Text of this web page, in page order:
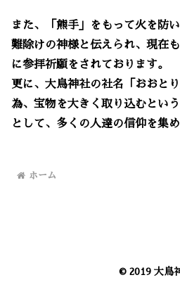
また、「熊手」をもって火を防
難除けの神様と伝えられ、現在
に参拝祈願をされております。
更に、大鳥神社の社名「おおと
為、宝物を大きく取り込むとい
として、多くの人達の信仰を集め
ホーム
© 2019 大鳥